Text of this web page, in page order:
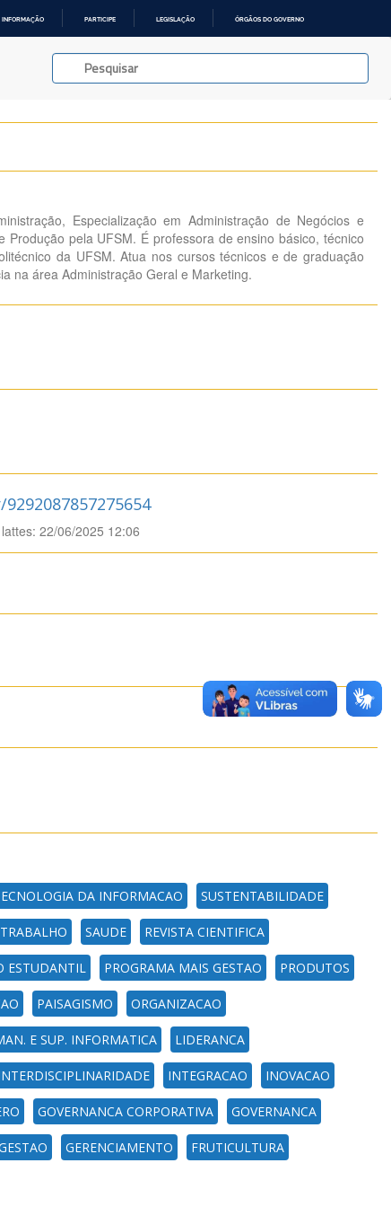
INFORMAÇÃO PARTICIPE LEGISLAÇÃO ÓRGÃOS DO GOVERNO
Especialização em Administração de Negócios e
Produção pela UFSM. É professora de ensino básico, técnico
da UFSM. Atua nos cursos técnicos e de graduação
na área Administração Geral e Marketing.
22/06/2025 12:06
DA INFORMACAO SUSTENTABILIDADE
SAUDE REVISTA CIENTIFICA
ESTUDANTIL PROGRAMA MAIS GESTAO PRODUTOS
PAISAGISMO ORGANIZACAO
E SUP. INFORMATICA LIDERANCA
INTEGRACAO INOVACAO
GOVERNANCA CORPORATIVA GOVERNANCA
GERENCIAMENTO FRUTICULTURA